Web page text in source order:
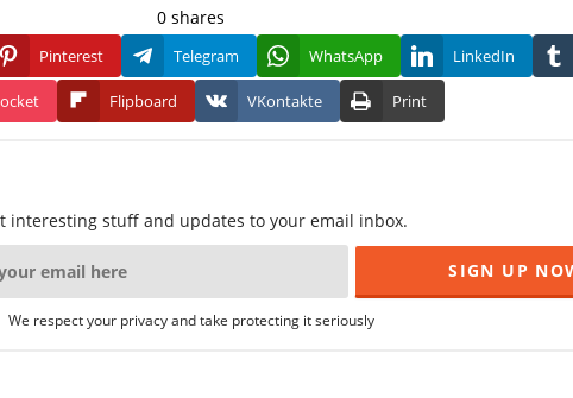
0 shares
Pinterest Telegram WhatsApp LinkedIn
Flipboard VKontakte Print
interesting stuff and updates to your email inbox.
We respect your privacy and take protecting it seriously